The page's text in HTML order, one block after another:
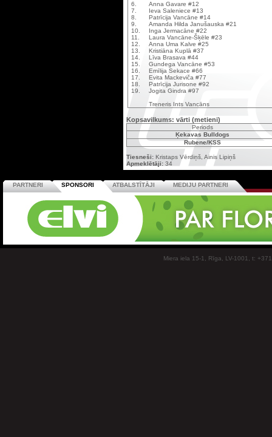
6.
Anna Gavare #12
7.
Ieva Saleniece #13
8.
Patrīcija Vancāne #14
9.
Amanda Hilda Janušauska #21
10.
Inga Jermacāne #22
11.
Laura Vancāne-Šķēle #23
12.
Anna Uma Kalve #25
13.
Kristiāna Kuplā #37
14.
Līva Brasava #44
15.
Gundega Vancāne #53
16.
Emīlija Sekace #66
17.
Evita Mackeviča #77
18.
Patrīcija Jurisone #92
19.
Jogita Gindra #97
Treneris Ints Vancāns
Kopsavilkums: vārti (metieni)
Periods
Ķekavas Bulldogs
Rubene/KSS
Tiesneši: Kristaps Vērdiņš, Ainis Lipiņš
Apmeklētāji: 34
PARTNERI SPONSORI ATBALSTĪTĀJI MEDIJU PARTNERI
Miera iela 15-1, Rīga, LV-1001, t: